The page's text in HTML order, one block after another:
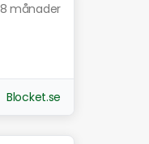
8 månader
Blocket.se